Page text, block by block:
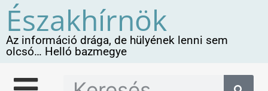
Északhírnök
Az információ drága, de hülyének lenni sem
olcsó… Helló bazmegye